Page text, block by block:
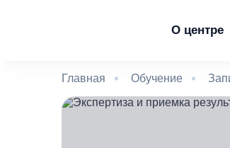
О центре
Главная Обучение